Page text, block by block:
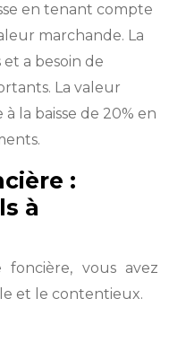
en tenant compte
marchande. La
et a besoin de
La valeur
la baisse de 20% en
:
à
vous avez
et le contentieux.